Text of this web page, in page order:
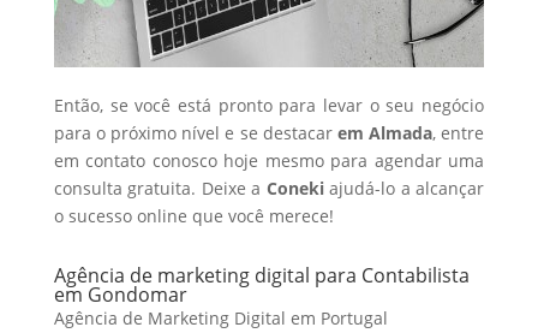
Então, se você está pronto para levar o seu negócio
para o próximo nível e se destacar em Almada, entre
em contato conosco hoje mesmo para agendar uma
consulta gratuita. Deixe a Conekiajudá-lo a alcançar
o sucesso online que você merece!
Agência de marketing digital para Contabilista
em Gondomar
Agência de Marketing Digital em Portugal